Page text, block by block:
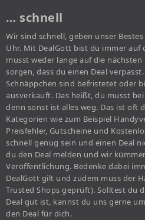
… schnell
Wir sind schnell, geben unser
Uhr. Mit DealGott bist du immer auf
musst weder lange auf die
sorgen, dass du einen Deal
Schnäppchen sind befristetet oder
ausverkauft. Das heißt, du musst
denn sonst ist alles weg. Das ist oft
Kategorien wie zum Beispiel
Preisfehler, Gutscheine und
schnell genug sein und einen Deal
du den Deal melden und wir
Veröffentlichung. Bedenke dabei
DealGott gilt und zudem muss der
Trusted Shops geprüft). Solltest du
Deal gut ist, kannst du uns gerne
den Deal für dich.